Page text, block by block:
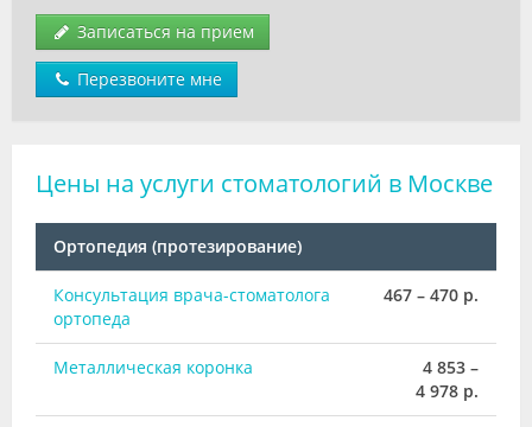
Записаться на прием
Перезвоните мне
Цены на услуги стоматологий в Москве
Ортопедия (протезирование)
Консультация врача-стоматолога
ортопеда
467 – 470 р.
Металлическая коронка
4 853 –
4 978 р.